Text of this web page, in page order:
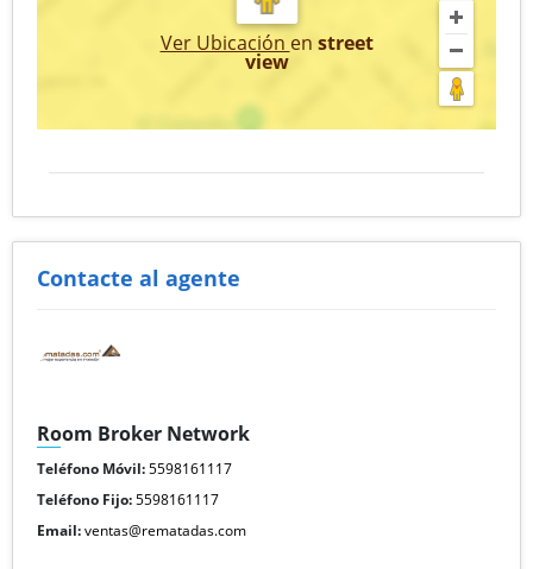
Ver Ubicación en street
view
Contacte al agente
Room Broker Network
Teléfono Móvil:5598161117
Teléfono Fijo:5598161117
Email:ventas@rematadas.com